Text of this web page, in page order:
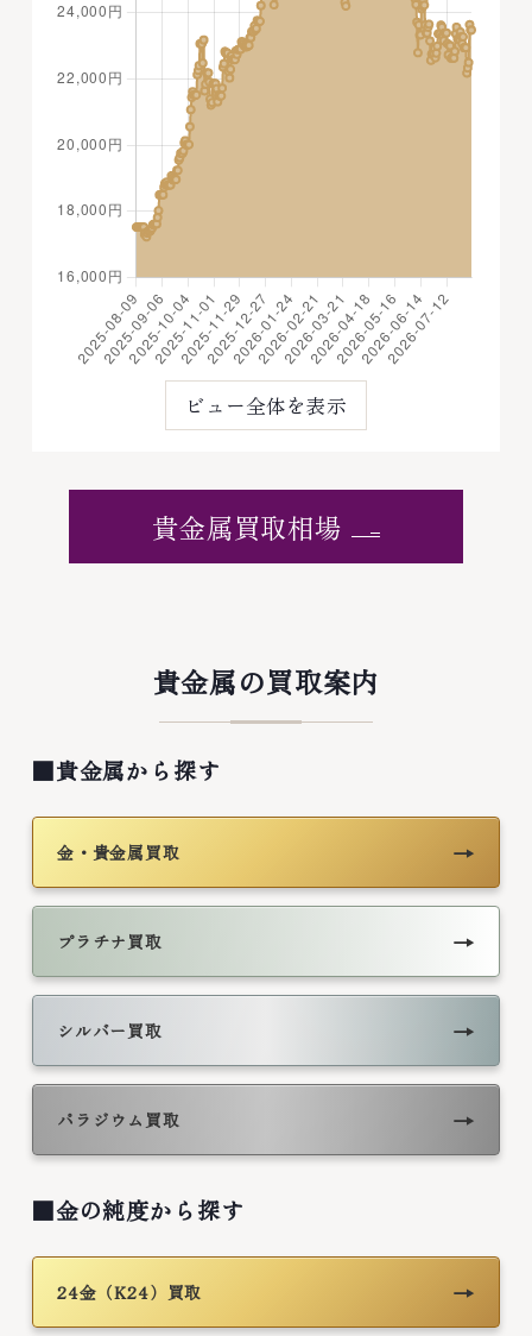
ビュー全体を表示
貴金属買取相場
貴金属の買取案内
■貴金属から探す
金・貴金属買取 →
プラチナ買取 →
シルバー買取 →
パラジウム買取 →
■金の純度から探す
24金（K24）買取 →